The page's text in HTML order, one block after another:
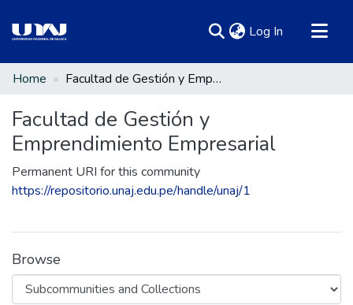
Log In (current)
Communities & Collections
Statistics
Home Facultad de Gestión y Emprendimiento Empresarial
Facultad de Gestión y
Emprendimiento Empresarial
Permanent URI for this community
https://repositorio.unaj.edu.pe/handle/unaj/1
Browse